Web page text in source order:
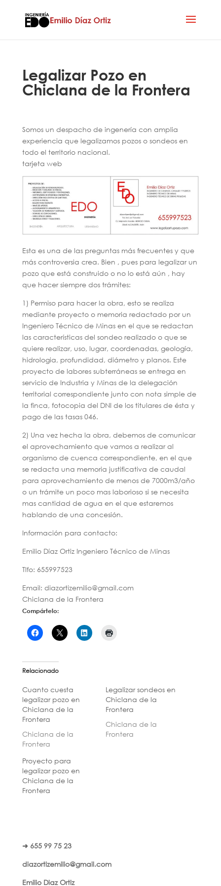
Legalizar Pozo en
Chiclana de la Frontera
Somos un despacho de ingenería con amplia
experiencia que legalizamos pozos o sondeos en
todo el territorio nacional.
tarjeta web
Esta es una de las preguntas más frecuentes y que
más controversia crea. Bien , pues para legalizar un
pozo que está construido o no lo está aún , hay
que hacer siempre dos trámites:
1) Permiso para hacer la obra, esto se realiza
mediante proyecto o memoria redactado por un
Ingeniero Técnico de Minas en el que se redactan
las características del sondeo realizado o que se
quiere realizar, uso, lugar, coordenadas, geología,
hidrologia, profundidad, diámetro y planos. Este
proyecto de labores subterráneas se entrega en
servicio de Industria y Minas de la delegación
territorial correspondiente junto con nota simple de
la finca, fotocopia del DNI de los titulares de ésta y
pago de las tasas 046.
2) Una vez hecha la obra, debemos de comunicar
el aprovechamiento que vamos a realizar al
organismo de cuenca correspondiente, en el que
se redacta una memoria justificativa de caudal
para aprovechamiento de menos de 7000m3/año
o un trámite un poco mas laborioso si se necesita
mas cantidad de agua en el que estaremos
hablando de una concesión.
Información para contacto:
Emilio Díaz Ortiz Ingeniero Técnico de Minas
Tlfo: 655997523
Email: diazortizemilio@gmail.com
Chiclana de la Frontera
Compártelo:
Relacionado
Cuanto cuesta
legalizar pozo en
Chiclana de la
Frontera
Chiclana de la
Frontera
Legalizar sondeos en
Chiclana de la
Frontera
Chiclana de la
Frontera
Proyecto para
legalizar pozo en
Chiclana de la
Frontera
➜ 655 99 75 23
diazortizemilio@gmail.com
Emilio Diaz Ortiz